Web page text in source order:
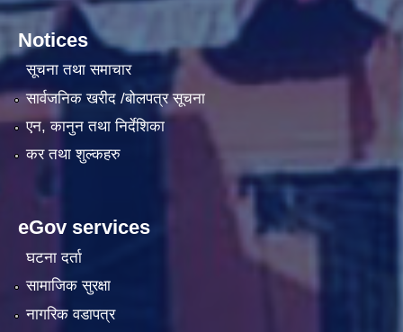
Notices
सूचना तथा समाचार
सार्वजनिक खरीद /बोलपत्र सूचना
एन, कानुन तथा निर्देशिका
कर तथा शुल्कहरु
eGov services
घटना दर्ता
सामाजिक सुरक्षा
नागरिक वडापत्र